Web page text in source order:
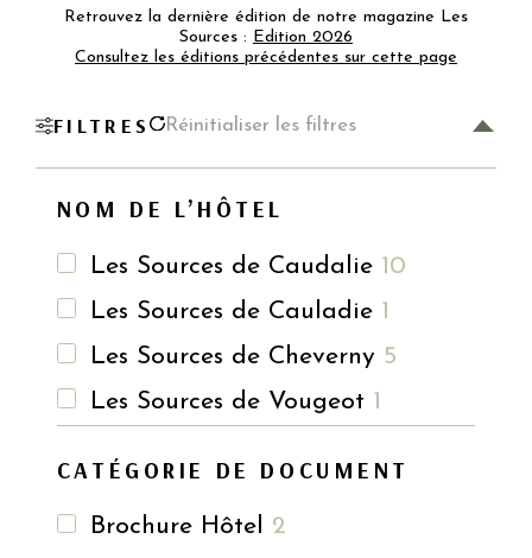
Retrouvez la dernière édition de notre magazine Les
Sources : Edition 2026
Consultez les éditions précédentes sur cette page
FILTRES Réinitialiser les filtres
NOM DE L’HÔTEL
Les Sources de Caudalie 10
Les Sources de Cauladie 1
Les Sources de Cheverny 5
Les Sources de Vougeot 1
CATÉGORIE DE DOCUMENT
Brochure Hôtel 2